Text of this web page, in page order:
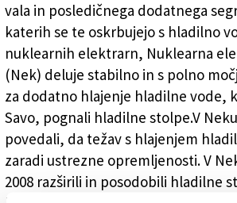
Krško ni v Franciji ...
vala in posledičnega dodatnega
katerih se te oskrbujejo s hladilno
nuklearnih elektrarn, Nuklearna
(Nek) deluje stabilno in s polno
za dodatno hlajenje hladilne vode,
Savo, pognali hladilne stolpe.V Neku
povedali, da težav s hlajenjem
zaradi ustrezne opremljenosti. V
2008 razširili in posodobili hladilne